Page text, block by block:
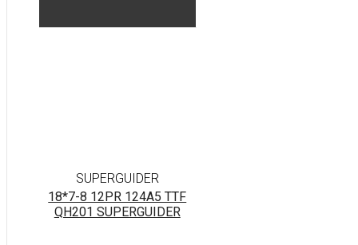
SUPERGUIDER
18*7-8 12PR 124A5 TTF
QH201 SUPERGUIDER